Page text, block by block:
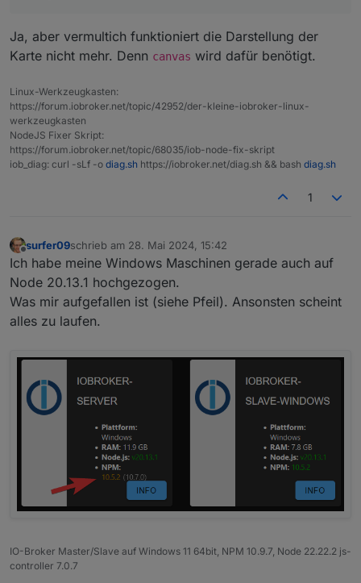
Ja, aber vermultich funktioniert die Darstellung der
Karte nicht mehr. Denn canvas wird dafür benötigt.
Linux-Werkzeugkasten:
https://forum.iobroker.net/topic/42952/der-kleine-iobroker-linux-
werkzeugkasten
NodeJS Fixer Skript:
https://forum.iobroker.net/topic/68035/iob-node-fix-skript
iob_diag: curl -sLf -o diag.sh https://iobroker.net/diag.sh && bash diag.sh
1
Offline
surfer09schrieb am 28. Mai 2024, 15:42
zuletzt editiert von
Ich habe meine Windows Maschinen gerade auch auf
Node 20.13.1 hochgezogen.
Was mir aufgefallen ist (siehe Pfeil). Ansonsten scheint
alles zu laufen.
IO-Broker Master/Slave auf Windows 11 64bit, NPM 10.9.7, Node 22.22.2 js-
controller 7.0.7